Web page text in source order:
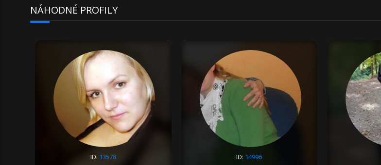
NÁHODNÉ PROFILY
ID: 13578 ID: 14996